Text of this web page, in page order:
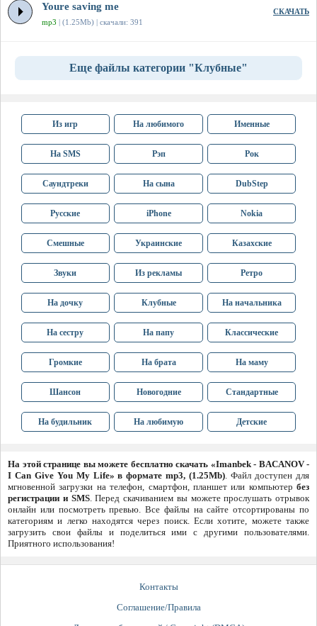
Youre saving me
mp3 | (1.25Mb) | скачали: 391
СКАЧАТЬ
Еще файлы категории "Клубные"
Из игр На любимого Именные
На SMS Рэп Рок
Саундтреки На сына DubStep
Русские iPhone Nokia
Смешные Украинские Казахские
Звуки Из рекламы Ретро
На дочку Клубные На начальника
На сестру На папу Классические
Громкие На брата На маму
Шансон Новогодние Стандартные
На будильник На любимую Детские
На этой странице вы можете бесплатно скачать «Imanbek - BACANOV -
I Can Give You My Life» в формате mp3, (1.25Mb). Файл доступен для
мгновенной загрузки на телефон, смартфон, планшет или компьютер без
регистрации и SMS. Перед скачиванием вы можете прослушать отрывок
онлайн или посмотреть превью. Все файлы на сайте отсортированы по
категориям и легко находятся через поиск. Если хотите, можете также
загрузить свои файлы и поделиться ими с другими пользователями.
Приятного использования!
Контакты
Соглашение/Правила